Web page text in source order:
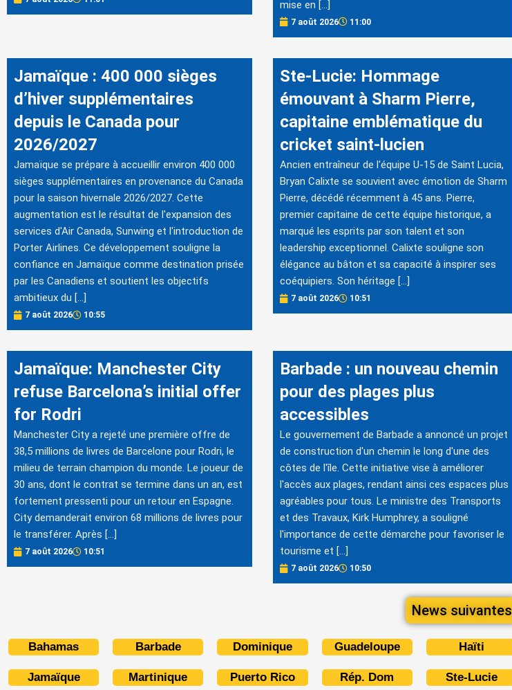
mise en […]
7 août 2026 11:00
Jamaïque : 400 000 sièges
d’hiver supplémentaires
depuis le Canada pour
2026/2027
Jamaïque se prépare à accueillir environ 400 000
sièges supplémentaires en provenance du Canada
pour la saison hivernale 2026/2027. Cette
augmentation est le résultat de l'expansion des
services d'Air Canada, Sunwing et l'introduction de
Porter Airlines. Ce développement souligne la
confiance en Jamaïque comme destination prisée
par les Canadiens et soutient les objectifs
ambitieux du […]
7 août 2026 10:55
Ste-Lucie: Hommage
émouvant à Sharm Pierre,
capitaine emblématique du
cricket saint-lucien
Ancien entraîneur de l'équipe U-15 de Saint Lucia,
Bryan Calixte se souvient avec émotion de Sharm
Pierre, décédé récemment à 45 ans. Pierre,
premier capitaine de cette équipe historique, a
marqué les esprits par son talent et son
leadership exceptionnel. Calixte souligne son
élégance au bâton et sa capacité à inspirer ses
coéquipiers. Son héritage […]
7 août 2026 10:51
Jamaïque: Manchester City
refuse Barcelona’s initial offer
for Rodri
Manchester City a rejeté une première offre de
38,5 millions de livres de Barcelone pour Rodri, le
milieu de terrain champion du monde. Le joueur de
30 ans, dont le contrat se termine dans un an, est
fortement pressenti pour un retour en Espagne.
City demanderait environ 68 millions de livres pour
le transférer. Après […]
7 août 2026 10:51
Barbade : un nouveau chemin
pour des plages plus
accessibles
Le gouvernement de Barbade a annoncé un projet
de construction d'un chemin le long d'une des
côtes de l'île. Cette initiative vise à améliorer
l'accès aux plages, rendant ainsi ces espaces plus
agréables pour tous. Le ministre des Transports
et des Travaux, Kirk Humphrey, a souligné
l'importance de cette démarche pour favoriser le
tourisme et […]
7 août 2026 10:50
News suivantes
Bahamas Barbade Dominique Guadeloupe Haïti
Jamaïque Martinique Puerto Rico Rép. Dom Ste-Lucie